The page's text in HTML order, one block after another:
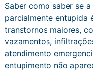
Saber como saber se
parcialmente entupida
transtornos maiores,
vazamentos,
atendimento
entupimento não